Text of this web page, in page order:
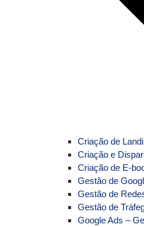
Criação de
Criação e
Criação de E-
Gestão de
Gestão de
Gestão de
Google Ads –